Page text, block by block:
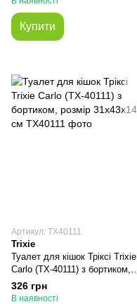
Купити
Артикул: TX40111
Trixie
Туалет для кішок Тріксі Trixie
Carlo (TX-40111) з бортиком,
розмір 31x43x14 см
326 грн
В наявності